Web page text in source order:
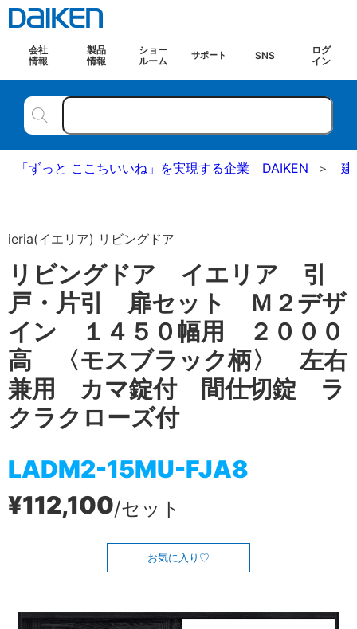
会社
情報
製品
情報
ショー
ルーム
サポート SNS
ログ
イン
「ずっと ここちいいね」を実現する企業 DAIKEN 建
ieria(イエリア) リビングドア
リビングドア イエリア 引
戸・片引 扉セット Ｍ２デザ
イン １４５０幅用 ２０００
高 〈モスブラック柄〉 左右
兼用 カマ錠付 間仕切錠 ラ
クラクローズ付
LADM2-15MU-FJA8
¥112,100/セット
お気に入り